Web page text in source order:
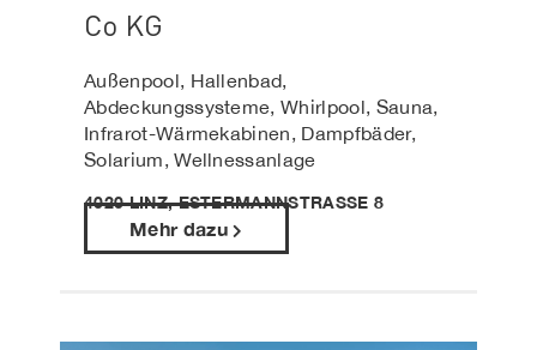
Co KG
Außenpool, Hallenbad,
Abdeckungssysteme, Whirlpool, Sauna,
Infrarot-Wärmekabinen, Dampfbäder,
Solarium, Wellnessanlage
4020 LINZ, ESTERMANNSTRASSE 8
Mehr dazu